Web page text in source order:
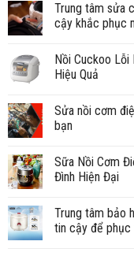
Trung tâm sửa
cậy khắc phục
Nồi Cuckoo
Hiệu Quả
Sửa nồi cơm
bạn
Sữa Nồi Cơm
Đình Hiện Đại
Trung tâm bảo
tin cậy để phục